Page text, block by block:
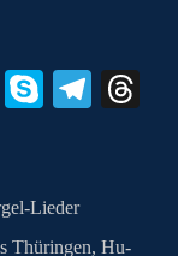
O
S
Te
m
Lieder
Thüringen,Hu-